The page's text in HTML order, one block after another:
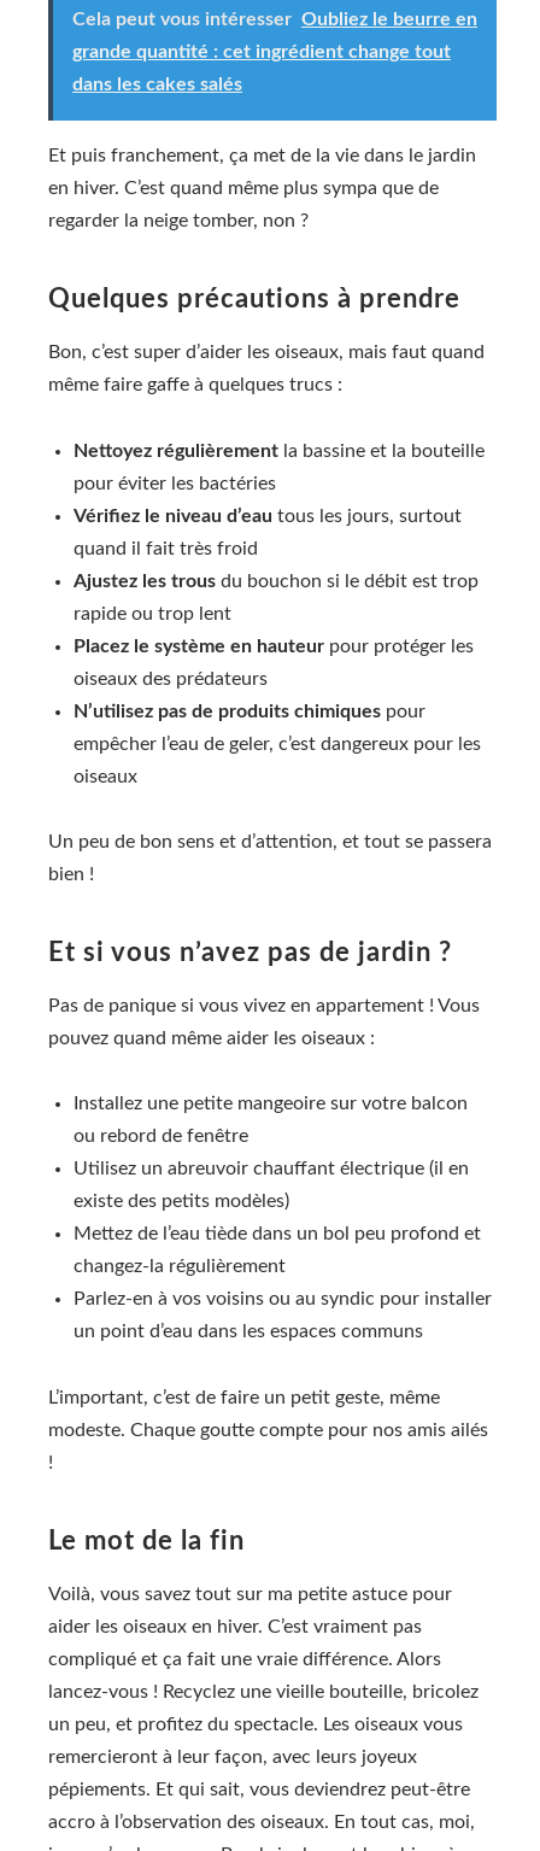
Cela peut vous intéresser Oubliez le beurre en
grande quantité : cet ingrédient change tout
dans les cakes salés
Et puis franchement, ça met de la vie dans le jardin
en hiver. C’est quand même plus sympa que de
regarder la neige tomber, non ?
Quelques précautions à prendre
Bon, c’est super d’aider les oiseaux, mais faut quand
même faire gaffe à quelques trucs :
Nettoyez régulièrement la bassine et la bouteille
pour éviter les bactéries
Vérifiez le niveau d’eau tous les jours, surtout
quand il fait très froid
Ajustez les trous du bouchon si le débit est trop
rapide ou trop lent
Placez le système en hauteur pour protéger les
oiseaux des prédateurs
N’utilisez pas de produits chimiques pour
empêcher l’eau de geler, c’est dangereux pour les
oiseaux
Un peu de bon sens et d’attention, et tout se passera
bien !
Et si vous n’avez pas de jardin ?
Pas de panique si vous vivez en appartement ! Vous
pouvez quand même aider les oiseaux :
Installez une petite mangeoire sur votre balcon
ou rebord de fenêtre
Utilisez un abreuvoir chauffant électrique (il en
existe des petits modèles)
Mettez de l’eau tiède dans un bol peu profond et
changez-la régulièrement
Parlez-en à vos voisins ou au syndic pour installer
un point d’eau dans les espaces communs
L’important, c’est de faire un petit geste, même
modeste. Chaque goutte compte pour nos amis ailés
!
Le mot de la fin
Voilà, vous savez tout sur ma petite astuce pour
aider les oiseaux en hiver. C’est vraiment pas
compliqué et ça fait une vraie différence. Alors
lancez-vous ! Recyclez une vieille bouteille, bricolez
un peu, et profitez du spectacle. Les oiseaux vous
remercieront à leur façon, avec leurs joyeux
pépiements. Et qui sait, vous deviendrez peut-être
accro à l’observation des oiseaux. En tout cas, moi,